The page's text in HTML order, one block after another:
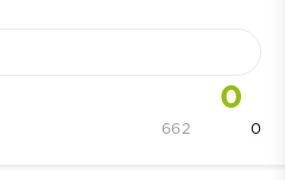
0
0
662